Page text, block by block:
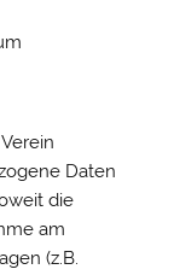
Daten
die
am
(z.B.